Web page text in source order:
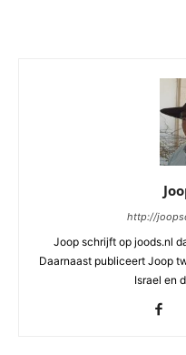
http://
Joop schrijft op joods.nl
Daarnaast publiceert Joop
Israel en